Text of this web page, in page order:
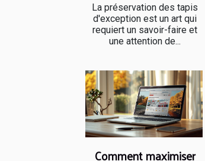
La préservation des tapis
d'exception est un art qui
requiert un savoir-faire et
une attention de...
Comment maximiser